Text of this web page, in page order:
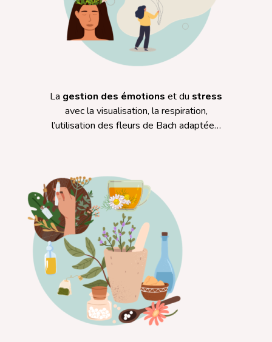
La gestion des émotions et du stress
avec la visualisation, la respiration,
l’utilisation des fleurs de Bach adaptée…